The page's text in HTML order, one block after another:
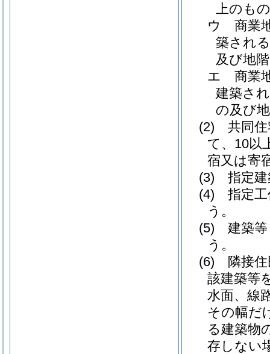
上のもの
ウ
商業
築され
及び地
エ
商業
建築さ
の及び
(2)
共同
て、10以
宿又は寄
(3)
指定
(4)
指定
う。
(5)
建築
う。
(6)
隣接
該建築等
水面、線
その幅だ
る建築物
存しない